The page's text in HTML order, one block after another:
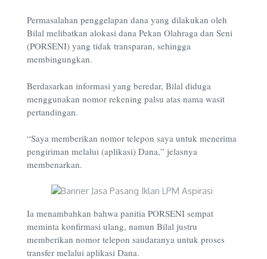
Permasalahan penggelapan dana yang dilakukan oleh
Bilal melibatkan alokasi dana Pekan Olahraga dan Seni
(PORSENI) yang tidak transparan, sehingga
membingungkan.
Berdasarkan informasi yang beredar, Bilal diduga
menggunakan nomor rekening palsu atas nama wasit
pertandingan.
“Saya memberikan nomor telepon saya untuk menerima
pengiriman melalui (aplikasi) Dana,” jelasnya
membenarkan.
Ia menambahkan bahwa panitia PORSENI sempat
meminta konfirmasi ulang, namun Bilal justru
memberikan nomor telepon saudaranya untuk proses
transfer melalui aplikasi Dana.